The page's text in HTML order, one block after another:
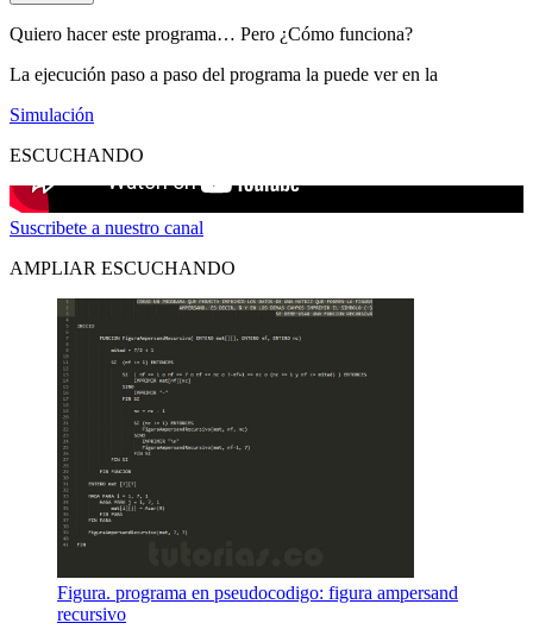
Quiero hacer este programa… Pero ¿Cómo funciona?
La ejecución paso a paso del programa la puede ver en la
Simulación
ESCUCHANDO
Suscribete a nuestro canal
AMPLIAR ESCUCHANDO
Figura. programa en pseudocodigo: figura ampersand
recursivo